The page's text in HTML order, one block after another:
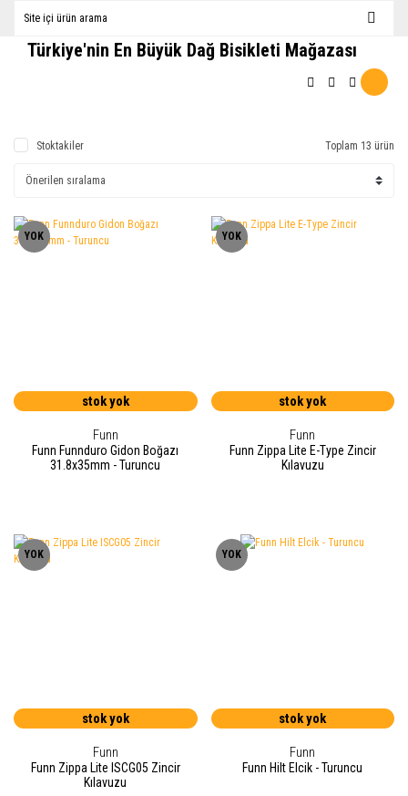
Türkiye'nin En Büyük Dağ Bisikleti Mağazası
Stoktakiler Toplam 13 ürün
YOK
stok yok
Funn
Funn Funnduro Gidon Boğazı
31.8x35mm - Turuncu
YOK
stok yok
Funn
Funn Zippa Lite E-Type Zincir
Kılavuzu
YOK
stok yok
Funn
Funn Zippa Lite ISCG05 Zincir
Kılavuzu
YOK
stok yok
Funn
Funn Hilt Elcik - Turuncu